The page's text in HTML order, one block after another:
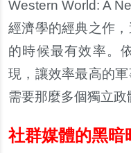
Western World: A
經濟學的經典之作
的時候最有效率。
現，讓效率最高的
需要那麼多個獨立政
社群媒體的黑暗